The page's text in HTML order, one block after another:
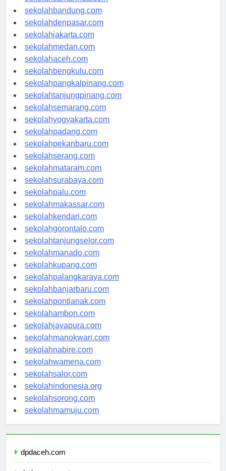
sekolahsamarinda.com
sekolahbandung.com
sekolahdenpasar.com
sekolahjakarta.com
sekolahmedan.com
sekolahaceh.com
sekolahbengkulu.com
sekolahpangkalpinang.com
sekolahtanjungpinang.com
sekolahsemarang.com
sekolahyogyakarta.com
sekolahpadang.com
sekolahpekanbaru.com
sekolahserang.com
sekolahmataram.com
sekolahsurabaya.com
sekolahpalu.com
sekolahmakassar.com
sekolahkendari.com
sekolahgorontalo.com
sekolahtanjungselor.com
sekolahmanado.com
sekolahkupang.com
sekolahpalangkaraya.com
sekolahbanjarbaru.com
sekolahpontianak.com
sekolahambon.com
sekolahjayapura.com
sekolahmanokwari.com
sekolahnabire.com
sekolahwamena.com
sekolahsalor.com
sekolahindonesia.org
sekolahsorong.com